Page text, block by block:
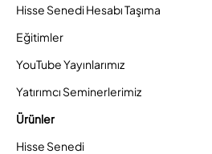
Hisse Senedi Hesabı Taşıma
Eğitimler
YouTube Yayınlarımız
Yatırımcı Seminerlerimiz
Ürünler
Hisse Senedi